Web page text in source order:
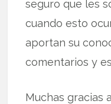
seguro que les
cuando esto
aportan su
comentarios y
Muchas gracias